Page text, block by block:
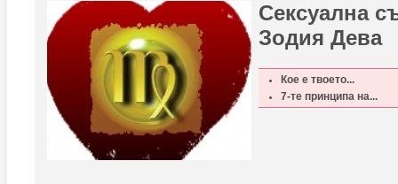
Сексуална
Зодия Дева
Кое е твоето...
7-те принципа на...